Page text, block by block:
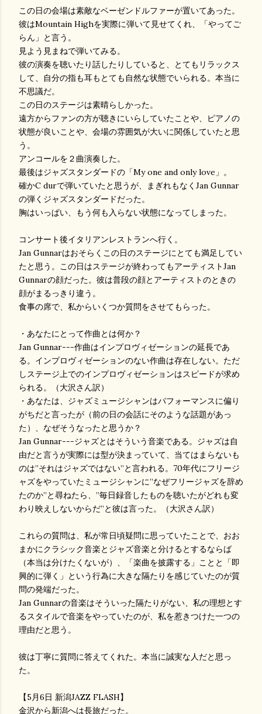
この日の会場は素敵なベーゼンドルファーが置いてあった。
彼はMountain Highを実際に弾いて見せてくれ、「やってご
らん」と言う。
見よう見まねで弾いてみる。
彼の演奏を聴いたり話したりしていると、とてもリラックス
して、自分の指も耳もとても自然な状態でいられる。本当に
不思議だ。
この日のステージは素晴らしかった。
遠方からファンの方が聴きにいらしていたことや、ピアノの
状態が良いことや、会場の雰囲気が大いに関係していたと思
う。
アンコールを２曲演奏した。
最後はジャズスタンダードの「My one and only love」。
確かC durで弾いていたと思うが、まぎれもなくJan Gunnar
の弾くジャズスタンダードだった。
胸はいっぱい、もう何も入らない状態になってしまった。
コンサート後イタリアンレストランへ行く。
Jan Gunnarはおそらくこの日のステージにとても満足してい
たと思う。この日はステージが終わってもアーティストJan
Gunnarの顔だった。彼は普段の顔とアーティストのときの
顔がまるっきり違う。
食事の席で、私からいくつか質問をさせてもらった。
・あなたにとって作曲とは何か？
Jan Gunnar---作曲はインプロヴィゼーションの延長であ
る。インプロヴィゼーションのない作曲は存在しない。ただ
しステージ上でのインプロヴィゼーションはスピードが求め
られる。（大沢さん訳）
・あなたは、ジャズミュージシャンはパフォーマンスに偏り
がちだと言ったが（前の日の会話にそのような話題があっ
た）、なぜそうなったと思うか？
Jan Gunnar---ジャズとはそういう音楽である。ジャズは自
由だと言うが実際には型が決まっていて、当てはまらないも
のは”それはジャズではない”と言われる。70年代にフリージ
ャズをやっていたミュージシャンに”なぜフリージャズを辞め
たのか”と尋ねたら、”毎日録音したものを聴いたがどれも変
わり映えしないからだ”と彼は言った。（大沢さん訳）
これらの質問は、私が常日頃疑問に思っていたことで、おお
まかにクラシック音楽とジャズ音楽と分けるとするならば
（本当は分けたくないが）、「楽曲を披露する」ことと「即
興的に弾く」という行為に大きな隔たりを感じていたのが質
問の発端だった。
Jan Gunnarの音楽はそういった隔たりがない、私の理想とす
るスタイルで音楽をやっていたのが、私を惹きつけた一つの
理由だと思う。
彼は丁寧に質問に答えてくれた。本当に誠実な人だと思っ
た。
【5月6日 新潟JAZZ FLASH】
金沢から新潟へは長旅だった。